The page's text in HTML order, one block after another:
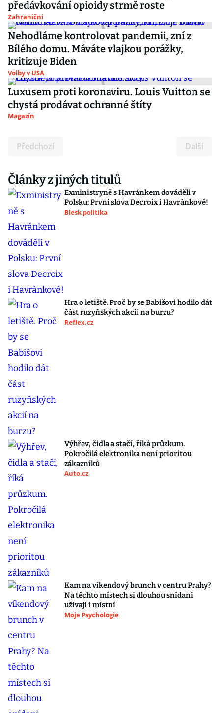
předávkování opioidy strmě roste
Zahraniční
Nehodláme kontrolovat pandemii, zní z
Bílého domu. Máváte vlajkou porážky,
kritizuje Biden
Volby v USA
Luxusem proti koronaviru. Louis Vuitton se
chystá prodávat ochranné štíty
Magazín
Předchozí Další
Články z jiných titulů
Exministryně s Havránkem dováděli v
Polsku: První slova Decroix i Havránkové!
Blesk politika
Hra o letiště. Proč by se Babišovi hodilo dát
část ruzyňských akcií na burzu?
Reflex.cz
Výhřev, čidla a stačí, říká průzkum.
Pokročilá elektronika není prioritou
zákazníků
Auto.cz
Kam na víkendový brunch v centru Prahy?
Na těchto místech si dlouhou snídani
užívají i místní
Moje Psychologie